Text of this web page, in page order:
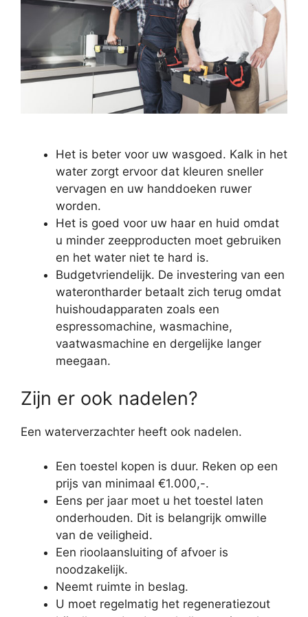
Het is beter voor uw wasgoed. Kalk in het
water zorgt ervoor dat kleuren sneller
vervagen en uw handdoeken ruwer
worden.
Het is goed voor uw haar en huid omdat
u minder zeepproducten moet gebruiken
en het water niet te hard is.
Budgetvriendelijk. De investering van een
waterontharder betaalt zich terug omdat
huishoudapparaten zoals een
espressomachine, wasmachine,
vaatwasmachine en dergelijke langer
meegaan.
Zijn er ook nadelen?
Een waterverzachter heeft ook nadelen.
Een toestel kopen is duur. Reken op een
prijs van minimaal €1.000,-.
Eens per jaar moet u het toestel laten
onderhouden. Dit is belangrijk omwille
van de veiligheid.
Een rioolaansluiting of afvoer is
noodzakelijk.
Neemt ruimte in beslag.
U moet regelmatig het regeneratiezout